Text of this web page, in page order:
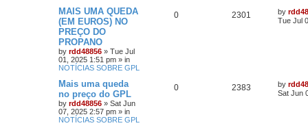
MAIS UMA QUEDA
(EM EUROS) NO
PREÇO DO
PROPANO
by rdd48856 » Tue Jul
01, 2025 1:51 pm » in
NOTÍCIAS SOBRE GPL
0 2301 by
Tue Jul
Mais uma queda
no preço do GPL
by rdd48856 » Sat Jun
07, 2025 2:57 pm » in
NOTÍCIAS SOBRE GPL
0 2383 by
Sat Jun